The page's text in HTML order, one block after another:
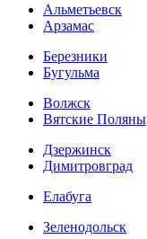
Альметьевск
Арзамас
Березники
Бугульма
Волжск
Вятские Поляны
Дзержинск
Димитровград
Елабуга
Зеленодольск